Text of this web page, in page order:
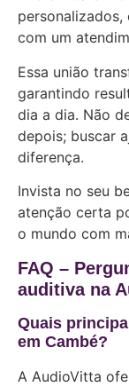
com um
Essa união
garantindo
dia a dia. Não
depois; buscar
diferença.
Invista no seu
atenção certa
o mundo com
FAQ –
auditiva na
Quais
em Cambé?
A AudioVitta